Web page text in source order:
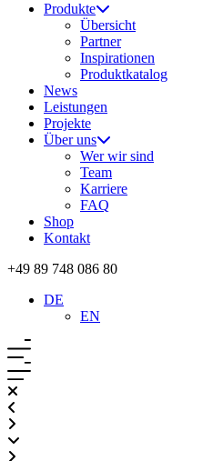
Produkte
Übersicht
Partner
Inspirationen
Produktkatalog
News
Leistungen
Projekte
Über uns
Wer wir sind
Team
Karriere
FAQ
Shop
Kontakt
+49 89 748 086 80
DE
EN